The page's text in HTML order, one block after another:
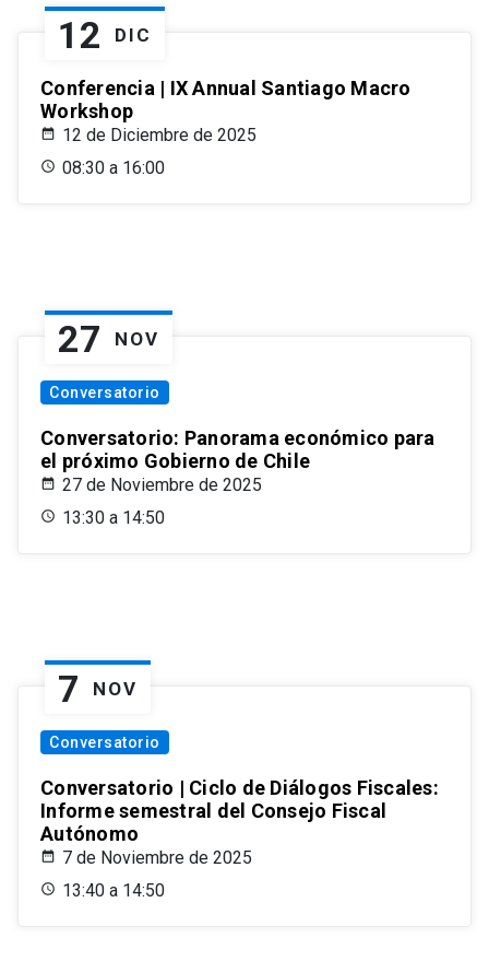
12 DIC
Conferencia | IX Annual Santiago Macro
Workshop
12 de Diciembre de 2025
08:30 a 16:00
27 NOV
Conversatorio
Conversatorio: Panorama económico para
el próximo Gobierno de Chile
27 de Noviembre de 2025
13:30 a 14:50
7 NOV
Conversatorio
Conversatorio | Ciclo de Diálogos Fiscales:
Informe semestral del Consejo Fiscal
Autónomo
7 de Noviembre de 2025
13:40 a 14:50